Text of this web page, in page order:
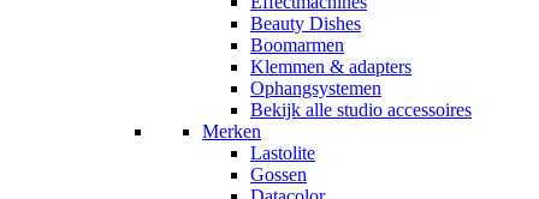
Beauty Dishes
Boomarmen
Klemmen & adapters
Ophangsystemen
Bekijk alle studio accessoires
Merken
Lastolite
Gossen